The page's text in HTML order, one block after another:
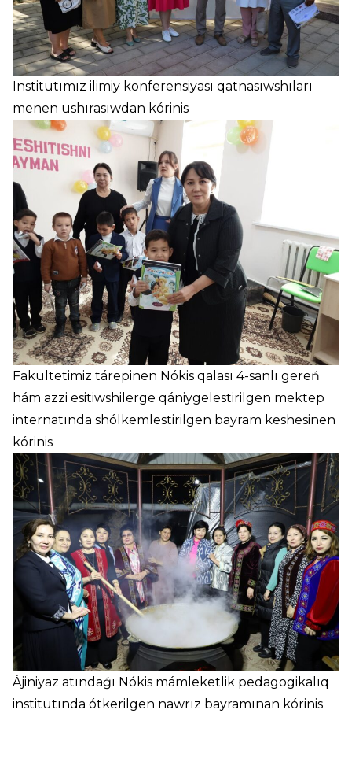
Institutımız ilimiy konferensiyası qatnasıwshıları
menen ushırasıwdan kórinis
Fakultetimiz tárepinen Nókis qalası 4-sanlı gereń
hám azzi esitiwshilerge qániygelestirilgen mektep
internatında shólkemlestirilgen bayram keshesinen
kórinis
Ájiniyaz atındaǵı Nókis mámleketlik pedagogikalıq
institutında ótkerilgen nawrız bayramınan kórinis